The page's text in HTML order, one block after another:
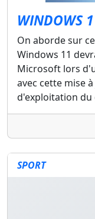
WINDOWS
On aborde sur
Windows 11
Microsoft lors
avec cette mise
d'exploitation du
SPORT